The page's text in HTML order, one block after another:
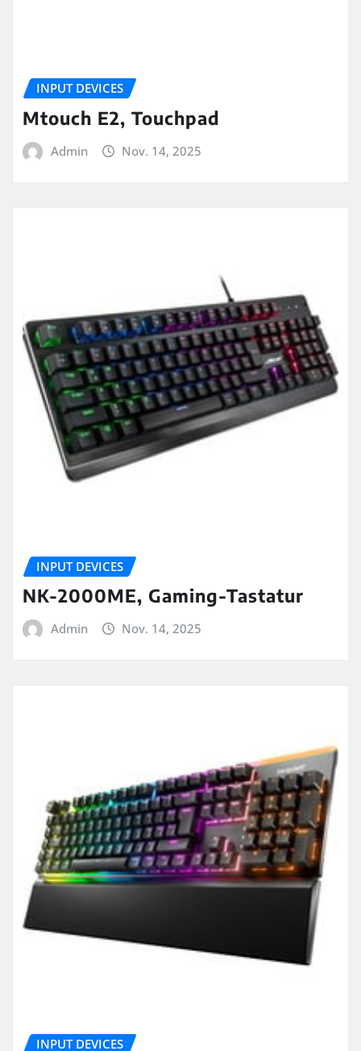
INPUT DEVICES
Mtouch E2, Touchpad
Admin Nov. 14, 2025
INPUT DEVICES
NK-2000ME, Gaming-Tastatur
Admin Nov. 14, 2025
INPUT DEVICES